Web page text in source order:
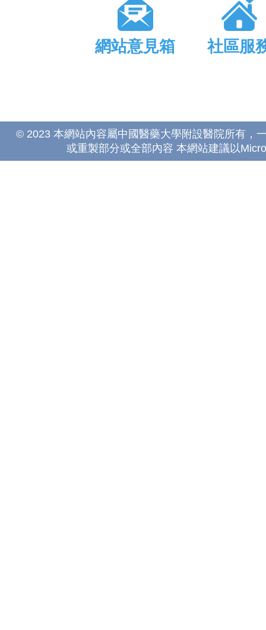
網站意見箱 社區服
© 2023 本網站內容屬中國醫藥大學附設醫院所有，
或重製部分或全部內容 本網站建議以